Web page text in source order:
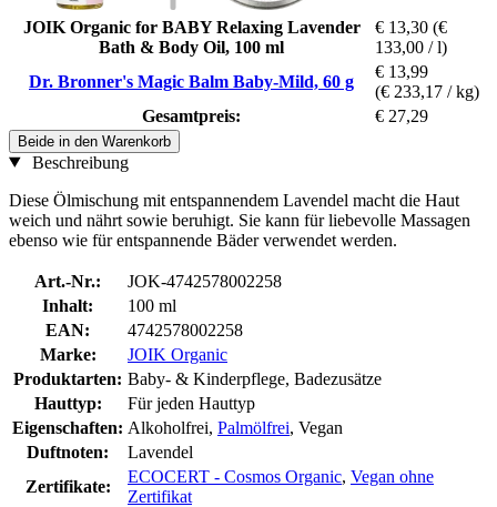
JOIK Organic for BABY Relaxing Lavender
Bath & Body Oil, 100 ml
€ 13,30 (€
133,00 / l)
Dr. Bronner's Magic Balm Baby-Mild, 60 g
€ 13,99
(€ 233,17 / kg)
Gesamtpreis:
€ 27,29
Beide in den Warenkorb
Beschreibung
Diese Ölmischung mit entspannendem Lavendel macht die Haut
weich und nährt sowie beruhigt. Sie kann für liebevolle Massagen
ebenso wie für entspannende Bäder verwendet werden.
Art.-Nr.:
JOK-4742578002258
Inhalt:
100 ml
EAN:
4742578002258
Marke:
JOIK Organic
Produktarten: Baby- & Kinderpflege, Badezusätze
Hauttyp:
Für jeden Hauttyp
Eigenschaften: Alkoholfrei, Palmölfrei, Vegan
Duftnoten:
Lavendel
Zertifikate:
ECOCERT - Cosmos Organic, Vegan ohne
Zertifikat